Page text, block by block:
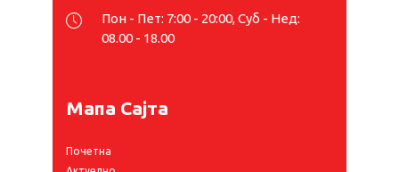
Пон - Пет: 7:00 - 20:00, Суб - Нед:
08.00 - 18.00
Мапа Сајта
Почетна